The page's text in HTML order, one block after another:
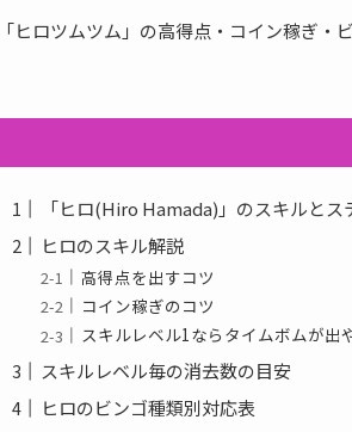
ヒロツムツム」の高得点・コイン稼ぎ・
「ヒロ(Hiro Hamada)」のスキルとス
ヒロのスキル解説
高得点を出すコツ
コイン稼ぎのコツ
スキルレベル1ならタイムボムが出
スキルレベル毎の消去数の目安
ヒロのビンゴ種類別対応表